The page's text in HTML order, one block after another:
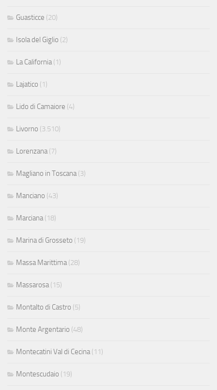
Guasticce (20)
Isola del Giglio (2)
La California (1)
Lajatico (1)
Lido di Camaiore (4)
Livorno (3.510)
Lorenzana (7)
Magliano in Toscana (3)
Manciano (43)
Marciana (18)
Marina di Grosseto (19)
Massa Marittima (28)
Massarosa (15)
Montalto di Castro (5)
Monte Argentario (48)
Montecatini Val di Cecina (11)
Montescudaio (19)